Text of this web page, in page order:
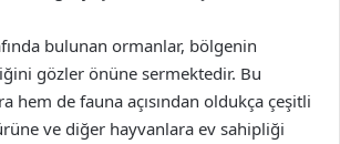
bulunan ormanlar, bölgenin
gözler önüne sermektedir. Bu
hem de fauna açısından oldukça çeşitli
ve diğer hayvanlara ev sahipliği